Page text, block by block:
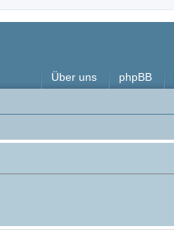
Über uns phpBB